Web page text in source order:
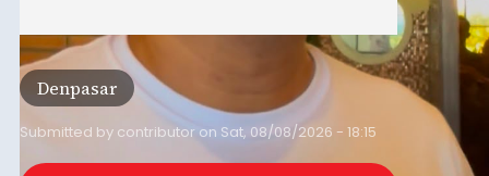
Denpasar
Submitted by contributor on Sat, 08/08/2026 - 18:15